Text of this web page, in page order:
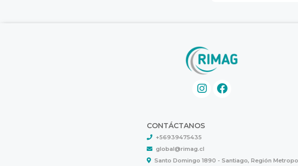
CONTÁCTANOS
+56939475435
global@rimag.cl
Santo Domingo 1890 - Santiago, Región